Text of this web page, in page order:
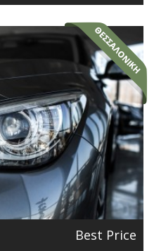
Best Price